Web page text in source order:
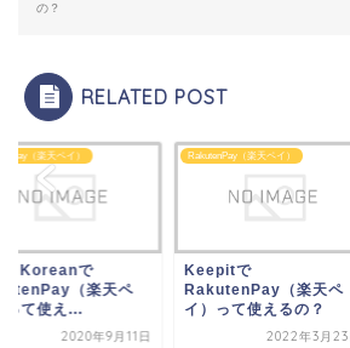
の？
RELATED POST
（楽天ペイ）
で
（楽天ペ
って使えるの？
2022年3月23日
RakutenPay（楽天ペイ）
白漢しろ彩セラミドリッ
チクリームで
RakutenPay（楽天ペ